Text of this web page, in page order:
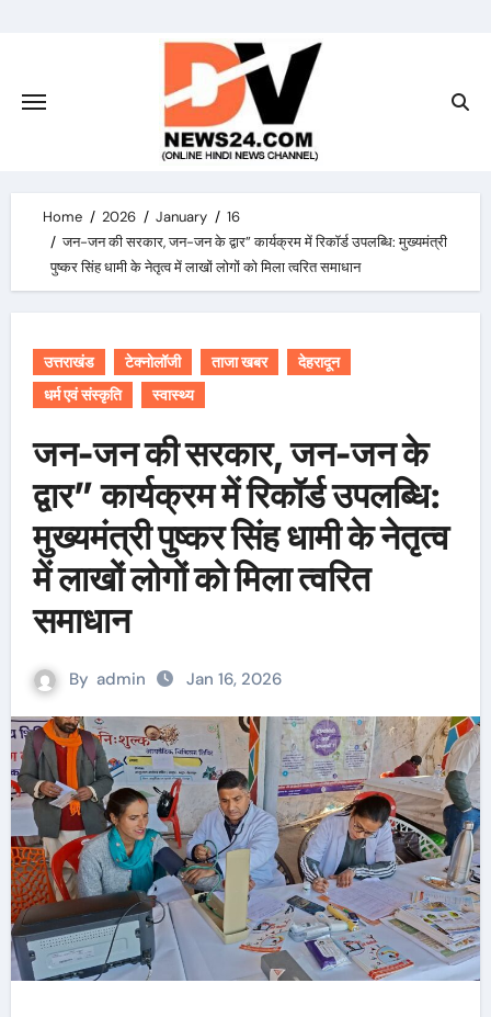
Home 2026 January
16
जन-जन की सरकार, जन-जन के द्वार” कार्यक्रम में रिकॉर्ड उपलब्धि: मुख्यमंत्री
पुष्कर सिंह धामी के नेतृत्व में लाखों लोगों को मिला त्वरित समाधान
उत्तराखंड टेक्नोलॉजी ताजा खबर
देहरादून
धर्म एवं संस्कृति
स्वास्थ्य
जन-जन की सरकार, जन-जन के
द्वार” कार्यक्रम में रिकॉर्ड उपलब्धि:
मुख्यमंत्री पुष्कर सिंह धामी के नेतृत्व
में लाखों लोगों को मिला त्वरित
समाधान
By admin Jan 16, 2026